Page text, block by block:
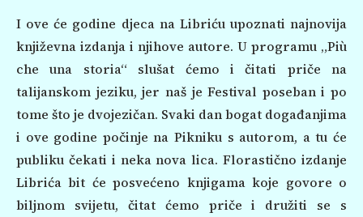
I ove će godine djeca na Libriću upoznati najnovija
književna izdanja i njihove autore. U programu „Più
che una storia“ slušat ćemo i čitati priče na
talijanskom jeziku, jer naš je Festival poseban i po
tome što je dvojezičan. Svaki dan bogat događanjima
i ove godine počinje na Pikniku s autorom, a tu će
publiku čekati i neka nova lica. Florastično izdanje
Librića bit će posvećeno knjigama koje govore o
biljnom svijetu, čitat ćemo priče i družiti se s